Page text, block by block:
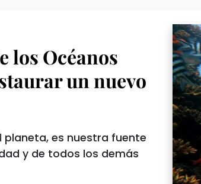
los Océanos
un nuevo
planeta, es nuestra fuente
y de todos los demás